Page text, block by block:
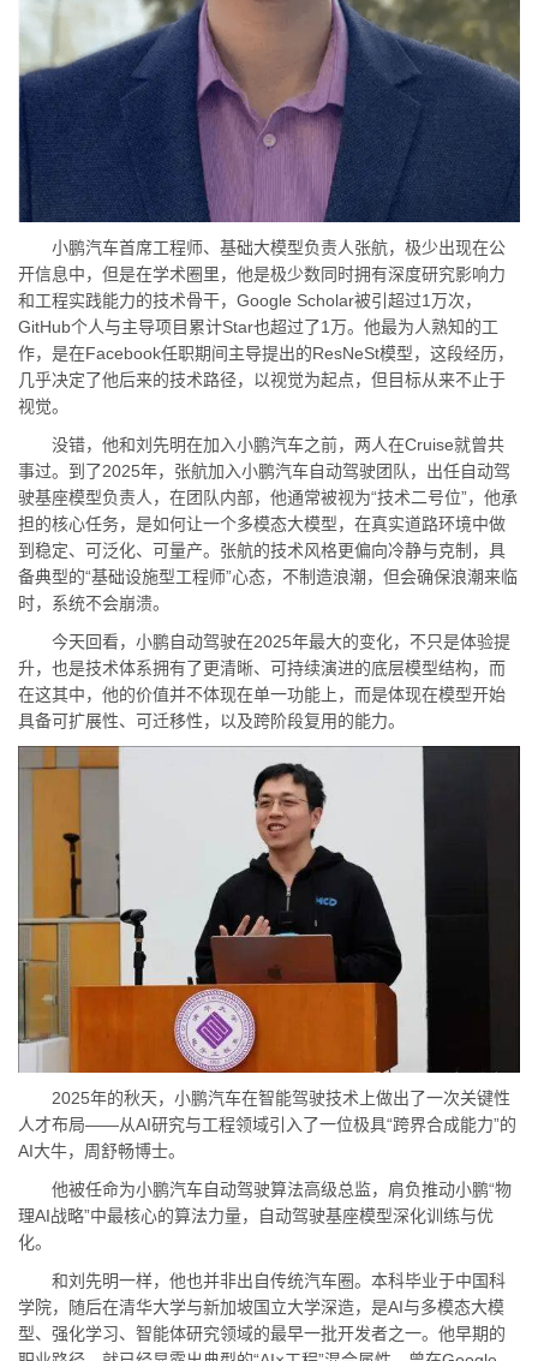
小鹏汽车首席工程师、基础大模型负责人张航，极少出现在公
开信息中，但是在学术圈里，他是极少数同时拥有深度研究影响力
和工程实践能力的技术骨干，Google Scholar被引超过1万次，
GitHub个人与主导项目累计Star也超过了1万。他最为人熟知的工
作，是在Facebook任职期间主导提出的ResNeSt模型，这段经历，
几乎决定了他后来的技术路径，以视觉为起点，但目标从来不止于
视觉。
没错，他和刘先明在加入小鹏汽车之前，两人在Cruise就曾共
事过。到了2025年，张航加入小鹏汽车自动驾驶团队，出任自动驾
驶基座模型负责人，在团队内部，他通常被视为“技术二号位”，他承
担的核心任务，是如何让一个多模态大模型，在真实道路环境中做
到稳定、可泛化、可量产。张航的技术风格更偏向冷静与克制，具
备典型的“基础设施型工程师”心态，不制造浪潮，但会确保浪潮来临
时，系统不会崩溃。
今天回看，小鹏自动驾驶在2025年最大的变化，不只是体验提
升，也是技术体系拥有了更清晰、可持续演进的底层模型结构，而
在这其中，他的价值并不体现在单一功能上，而是体现在模型开始
具备可扩展性、可迁移性，以及跨阶段复用的能力。
2025年的秋天，小鹏汽车在智能驾驶技术上做出了一次关键性
人才布局——从AI研究与工程领域引入了一位极具“跨界合成能力”的
AI大牛，周舒畅博士。
他被任命为小鹏汽车自动驾驶算法高级总监，肩负推动小鹏“物
理AI战略”中最核心的算法力量，自动驾驶基座模型深化训练与优
化。
和刘先明一样，他也并非出自传统汽车圈。本科毕业于中国科
学院，随后在清华大学与新加坡国立大学深造，是AI与多模态大模
型、强化学习、智能体研究领域的最早一批开发者之一。他早期的